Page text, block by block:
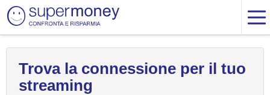
Trova la connessione per il tuo
streaming